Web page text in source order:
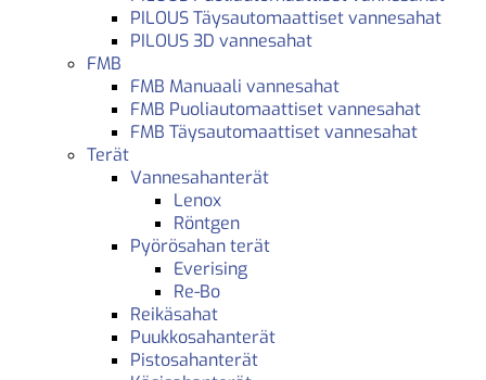
PILOUS Täysautomaattiset vannesahat
PILOUS 3D vannesahat
FMB
FMB Manuaali vannesahat
FMB Puoliautomaattiset vannesahat
FMB Täysautomaattiset vannesahat
Terät
Vannesahanterät
Lenox
Röntgen
Pyörösahan terät
Everising
Re-Bo
Reikäsahat
Puukkosahanterät
Pistosahanterät